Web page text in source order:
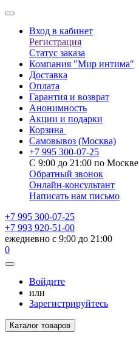
Вход в кабинет
Регистрация
Статус заказа
Компания "Мир интима"
Доставка
Оплата
Гарантия и возврат
Анонимность
Акции и подарки
Корзина
Самовывоз (Москва)
+7 995 300-07-25
С 9:00 до 21:00 по Москве
Обратный звонок
Онлайн-консультант
Написать нам письмо
+7 995 300-07-25
+7 993 920-51-00
ежедневно с 9:00 до 21:00
0
Войдите
или
Зарегистрируйтесь
Каталог товаров